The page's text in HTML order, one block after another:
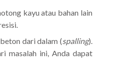
kayu atau bahan lain
dari dalam (spalling).
masalah ini, Anda dapat